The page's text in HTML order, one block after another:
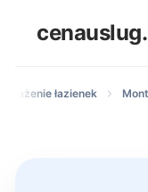
łazienek